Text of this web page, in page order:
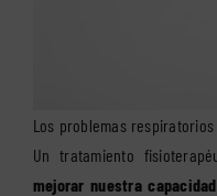
Los problemas
Un tratamiento
mejorar nuestra